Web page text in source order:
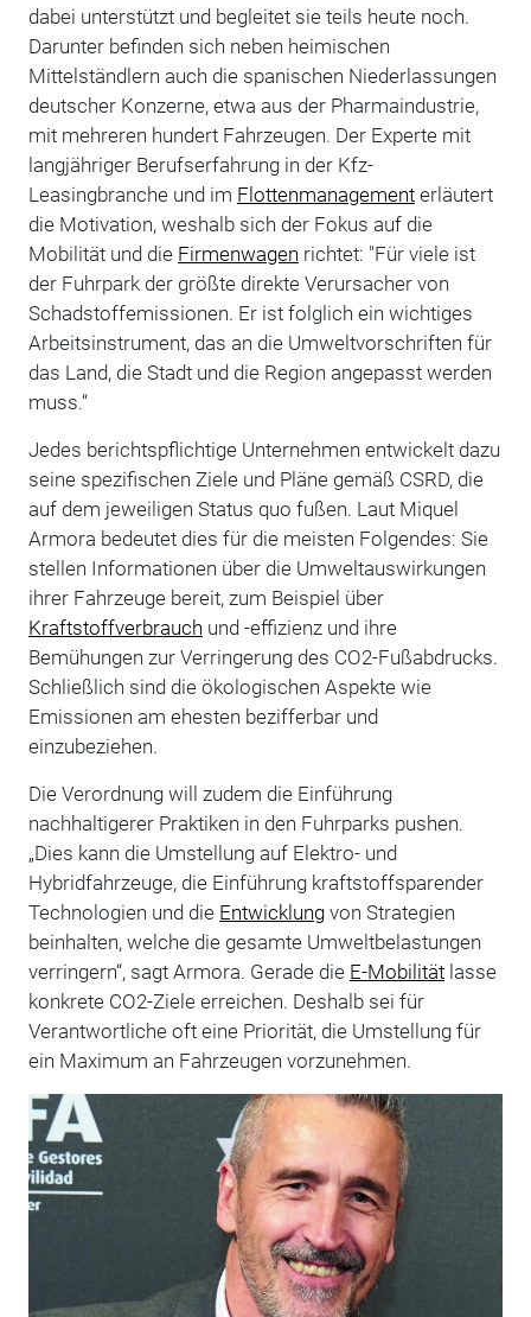
dabei unterstützt und begleitet sie teils heute noch.
Darunter befinden sich neben heimischen
Mittelständlern auch die spanischen Niederlassungen
deutscher Konzerne, etwa aus der Pharmaindustrie,
mit mehreren hundert Fahrzeugen. Der Experte mit
langjähriger Berufserfahrung in der Kfz-
Leasingbranche und im Flottenmanagementerläutert
die Motivation, weshalb sich der Fokus auf die
Mobilität und die Firmenwagen richtet: "Für viele ist
der Fuhrpark der größte direkte Verursacher von
Schadstoffemissionen. Er ist folglich ein wichtiges
Arbeitsinstrument, das an die Umweltvorschriften für
das Land, die Stadt und die Region angepasst werden
muss.“
Jedes berichtspflichtige Unternehmen entwickelt dazu
seine spezifischen Ziele und Pläne gemäß CSRD, die
auf dem jeweiligen Status quo fußen. Laut Miquel
Armora bedeutet dies für die meisten Folgendes: Sie
stellen Informationen über die Umweltauswirkungen
ihrer Fahrzeuge bereit, zum Beispiel über
Kraftstoffverbrauch und -effizienz und ihre
Bemühungen zur Verringerung des CO2-Fußabdrucks.
Schließlich sind die ökologischen Aspekte wie
Emissionen am ehesten bezifferbar und
einzubeziehen.
Die Verordnung will zudem die Einführung
nachhaltigerer Praktiken in den Fuhrparks pushen.
„Dies kann die Umstellung auf Elektro- und
Hybridfahrzeuge, die Einführung kraftstoffsparender
Technologien und die Entwicklungvon Strategien
beinhalten, welche die gesamte Umweltbelastungen
verringern“, sagt Armora. Gerade die E-Mobilitätlasse
konkrete CO2-Ziele erreichen. Deshalb sei für
Verantwortliche oft eine Priorität, die Umstellung für
ein Maximum an Fahrzeugen vorzunehmen.